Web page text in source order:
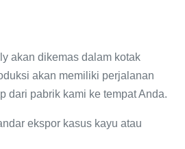
akan dikemas dalam kotak
akan memiliki perjalanan
dari pabrik kami ke tempat Anda.
ekspor kasus kayu atau